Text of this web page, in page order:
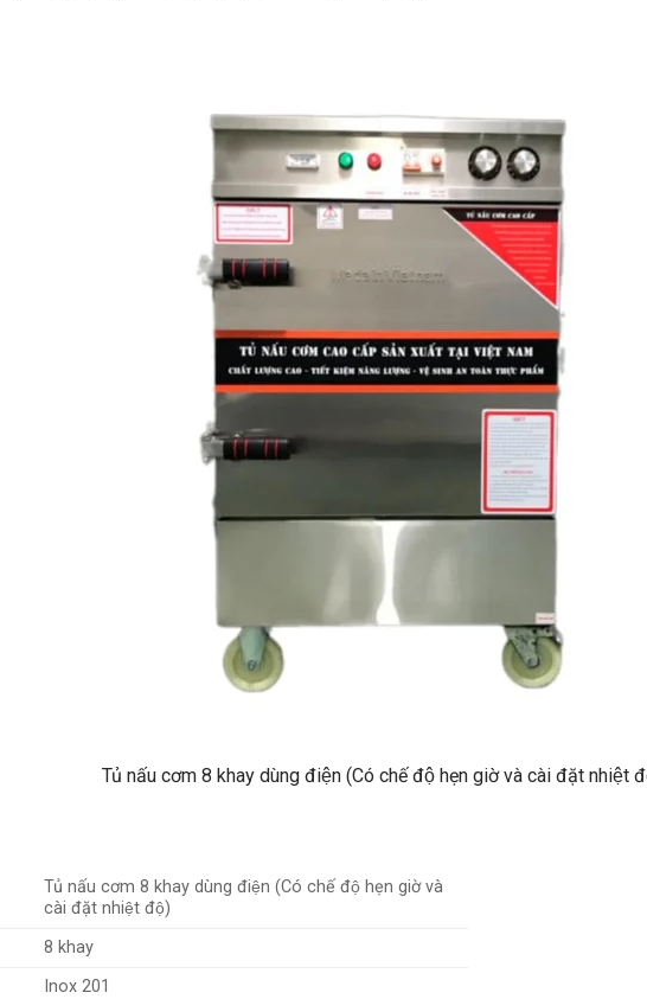
Tủ nấu cơm 8 khay dùng điện (Có chế độ hẹn giờ và cài đặt nhiệt
Tủ nấu cơm 8 khay dùng điện (Có chế độ hẹn giờ và
cài đặt nhiệt độ)
8 khay
Inox 201